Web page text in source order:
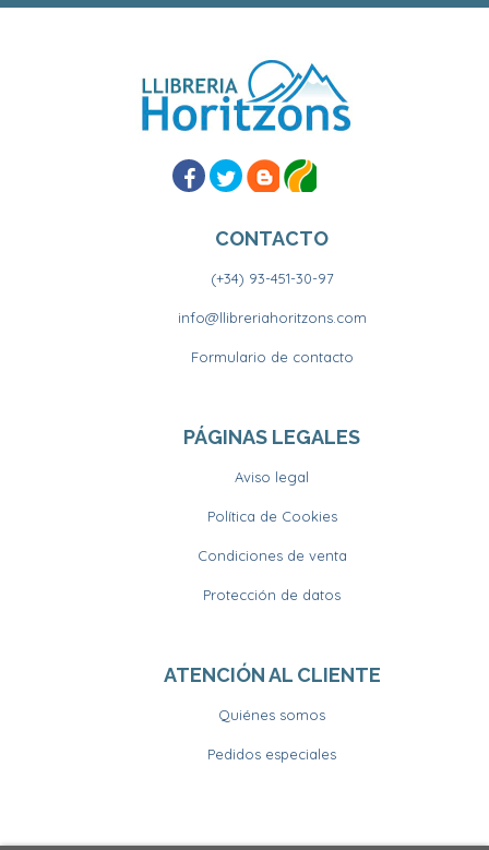
CONTACTO
(+34) 93-451-30-97
info@llibreriahoritzons.com
Formulario de contacto
PÁGINAS LEGALES
Aviso legal
Política de Cookies
Condiciones de venta
Protección de datos
ATENCIÓN AL CLIENTE
Quiénes somos
Pedidos especiales